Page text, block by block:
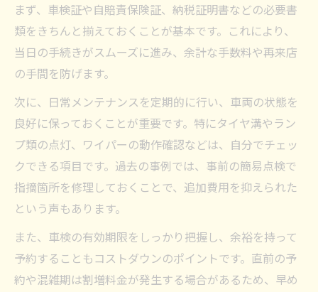
まず、車検証や自賠責保険証、納税証明書などの必要書
類をきちんと揃えておくことが基本です。これにより、
当日の手続きがスムーズに進み、余計な手数料や再来店
の手間を防げます。
次に、日常メンテナンスを定期的に行い、車両の状態を
良好に保っておくことが重要です。特にタイヤ溝やラン
プ類の点灯、ワイパーの動作確認などは、自分でチェッ
クできる項目です。過去の事例では、事前の簡易点検で
指摘箇所を修理しておくことで、追加費用を抑えられた
という声もあります。
また、車検の有効期限をしっかり把握し、余裕を持って
予約することもコストダウンのポイントです。直前の予
約や混雑期は割増料金が発生する場合があるため、早め